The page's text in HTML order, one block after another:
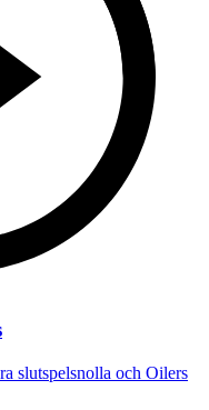
slutspelsnolla och Oilers